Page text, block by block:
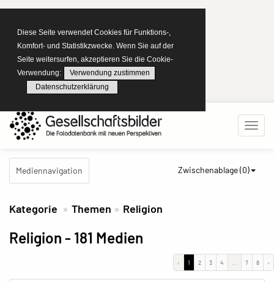
Diese Seite verwendet Cookies für Funktions-,
Komfort- und Statistikzwecke. Wenn Sie auf der
Seite weitersurfen, akzeptieren Sie die Cookie-
Verwendung:
Verwendung zustimmen
Datenschutzerklärung
Mediennavigation Zwischenablage (0)
Kategorie Themen Religion
Religion - 181 Medien
‹ 1 2 3 4 7 8 ›